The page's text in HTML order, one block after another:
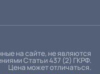
на сайте, не являются
Статьи 437 (2) ГКРФ.
Цена может отличаться.